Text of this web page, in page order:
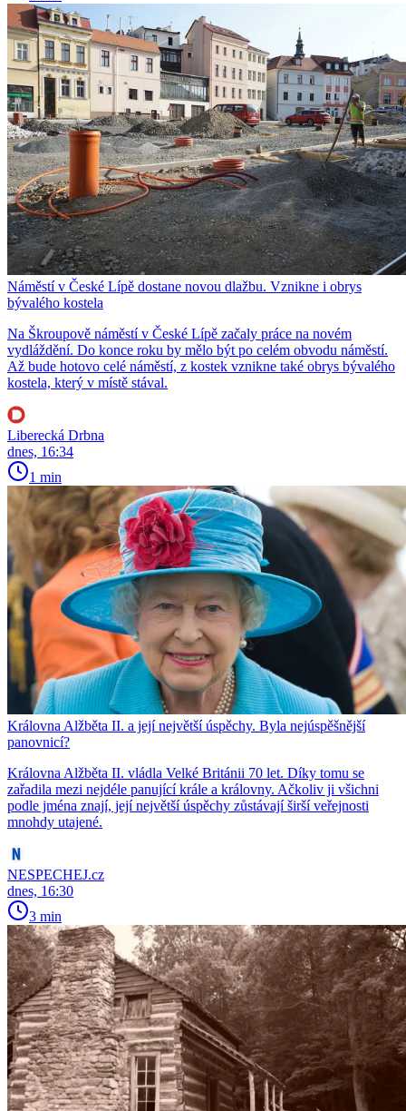
Náměstí v České Lípě dostane novou dlažbu. Vznikne i obrys
bývalého kostela
Na Škroupově náměstí v České Lípě začaly práce na novém
vydláždění. Do konce roku by mělo být po celém obvodu náměstí.
Až bude hotovo celé náměstí, z kostek vznikne také obrys bývalého
kostela, který v místě stával.
Liberecká Drbna
dnes, 16:34
1 min
Královna Alžběta II. a její největší úspěchy. Byla nejúspěšnější
panovnicí?
Královna Alžběta II. vládla Velké Británii 70 let. Díky tomu se
zařadila mezi nejdéle panující krále a královny. Ačkoliv ji všichni
podle jména znají, její největší úspěchy zůstávají širší veřejnosti
mnohdy utajené.
NESPECHEJ.cz
dnes, 16:30
3 min